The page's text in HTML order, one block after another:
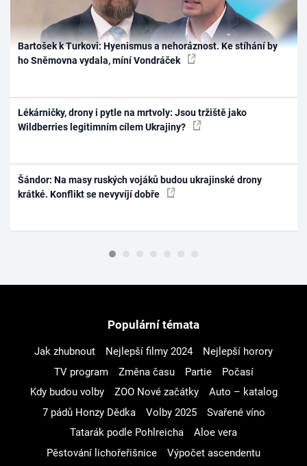
Bartošek k Turkovi: Hyenismus a nehoráznost. Ke stíhání by
ho Sněmovna vydala, míní Vondráček
Lékárničky, drony i pytle na mrtvoly: Jsou tržiště jako
Wildberries legitimním cílem Ukrajiny?
Šándor: Na masy ruských vojáků budou ukrajinské drony
krátké. Konflikt se nevyvíjí dobře
Populární témata
Jak zhubnout Nejlepší filmy 2024
Nejlepší horory
TV program
Změna času Partie
Počasí
Kdy budou volby
ZOO Nové začátky
Auto – katalog
7 pádů Honzy Dědka
Volby 2025
Svařené víno
Tatarák podle Pohlreicha
Aloe vera
Pěstování lichořeřišnice
Výpočet ascendentu